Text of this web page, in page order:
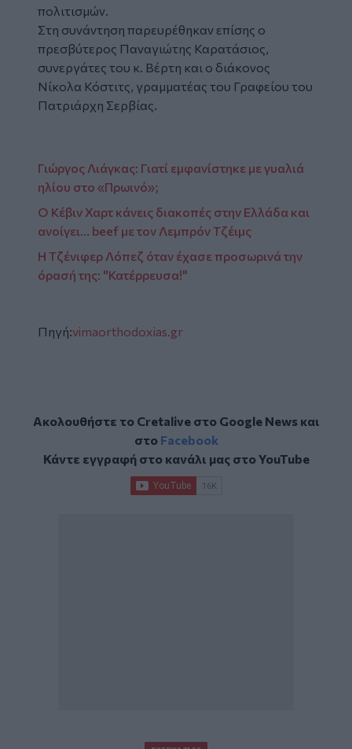
πολιτισμών.
Στη συνάντηση παρευρέθηκαν επίσης ο
πρεσβύτερος Παναγιώτης Καρατάσιος,
συνεργάτες του κ. Βέρτη και ο διάκονος
Νίκολα Κόστιτς, γραμματέας του Γραφείου του
Πατριάρχη Σερβίας.
Γιώργος Λιάγκας: Γιατί εμφανίστηκε με γυαλιά
ηλίου στο «Πρωινό»;
O Κέβιν Χαρτ κάνεις διακοπές στην Ελλάδα και
ανοίγει... beef με τον Λεμπρόν Τζέιμς
Η Τζένιφερ Λόπεζ όταν έχασε προσωρινά την
όρασή της: "Κατέρρευσα!"
Πηγή:vimaorthodoxias.gr
Ακολουθήστε το Cretalive στο Google Newsκαι
στο Facebook
Κάντε εγγραφή στο κανάλι μας στοYouTube